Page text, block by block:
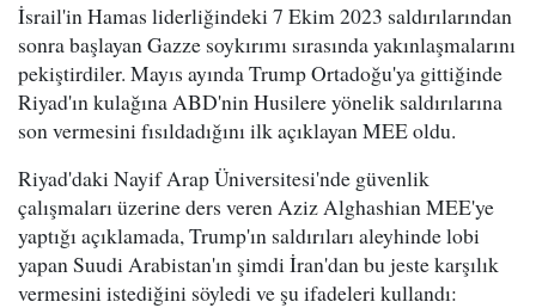
İsrail'in Hamas liderliğindeki 7 Ekim 2023 saldırılarından
sonra başlayan Gazze soykırımı sırasında yakınlaşmalarını
pekiştirdiler. Mayıs ayında Trump Ortadoğu'ya gittiğinde
Riyad'ın kulağına ABD'nin Husilere yönelik saldırılarına
son vermesini fısıldadığını ilk açıklayan MEE oldu.
Riyad'daki Nayif Arap Üniversitesi'nde güvenlik
çalışmaları üzerine ders veren Aziz Alghashian MEE'ye
yaptığı açıklamada, Trump'ın saldırıları aleyhinde lobi
yapan Suudi Arabistan'ın şimdi İran'dan bu jeste karşılık
vermesini istediğini söyledi ve şu ifadeleri kullandı: